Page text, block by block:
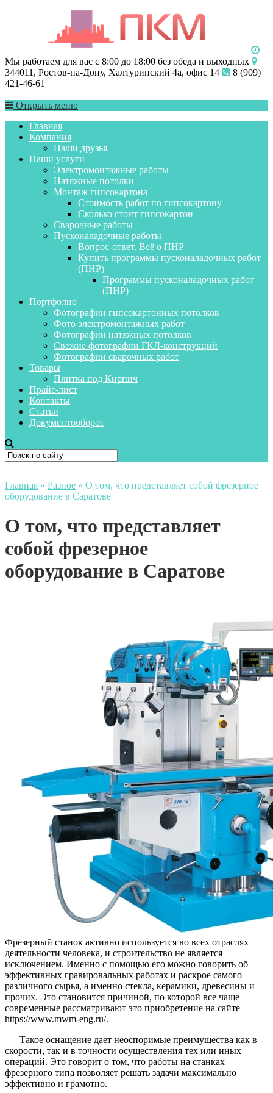
Мы работаем для вас с 8:00 до 18:00 без обеда и выходных
344011, Ростов-на-Дону, Халтуринский 4а, офис 14
8 (909)
421-46-61
Открыть меню
Главная
Компания
Наши друзья
Наши услуги
Электромонтажные работы
Натяжные потолки
Монтаж гипсокартона
Стоимость работ по гипсокартону
Сколько стоит гипсокартон
Сварочные работы
Пусконаладочные работы
Вопрос-ответ. Всё о ПНР
Купить программы пусконаладочных работ
(ПНР)
Программы пусконаладочных работ
(ПНР)
Портфолио
Фотографии гипсокартонных потолков
Фото электромонтажных работ
Фотографии натяжных потолков
Свежие фотографии ГКЛ-конструкций
Фотографии сварочных работ
Товары
Плитка под Кирпич
Прайс-лист
Контакты
Статьи
Документооборот
Главная » Разное » О том, что представляет собой фрезерное
оборудование в Саратове
О том, что представляет
собой фрезерное
оборудование в Саратове
Фрезерный станок активно используется во всех отраслях
деятельности человека, и строительство не является
исключением. Именно с помощью его можно говорить об
эффективных гравировальных работах и раскрое самого
различного сырья, а именно стекла, керамики, древесины и
прочих. Это становится причиной, по которой все чаще
современные рассматривают это приобретение на сайте
https://www.mwm-eng.ru/.
Такое оснащение дает неоспоримые преимущества как в
скорости, так и в точности осуществления тех или иных
операций. Это говорит о том, что работы на станках
фрезерного типа позволяет решать задачи максимально
эффективно и грамотно.